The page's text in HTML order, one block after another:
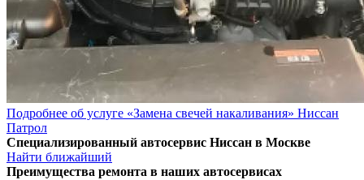
Подробнее об услуге «Замена свечей накаливания» Ниссан
Патрол
Специализированный автосервис Ниссан в Москве
Найти ближайший
Преимущества ремонта в наших автосервисах